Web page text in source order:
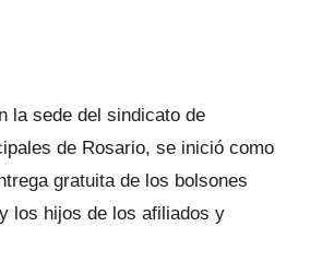
la sede del sindicato de
de Rosario, se inició como
gratuita de los bolsones
los hijos de los afiliados y